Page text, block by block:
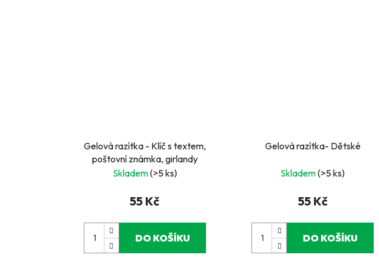
Gelová razítka - Klíč s textem,
poštovní známka, girlandy
Skladem(>5 ks)
55 Kč
DO KOŠÍKU
Gelová razítka- Dětské
Skladem(>5 ks)
55 Kč
DO KOŠÍKU